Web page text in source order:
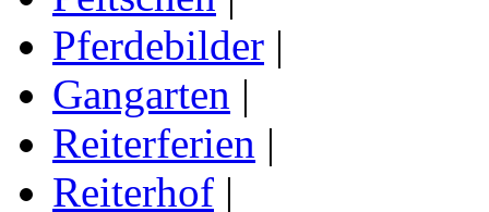
Pferdebilder |
Gangarten |
Reiterferien |
Reiterhof |